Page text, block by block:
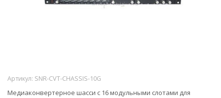
Артикул: SNR-CVT-CHASSIS-10G
Медиаконвертерное шасси с 16 модульными слотами для